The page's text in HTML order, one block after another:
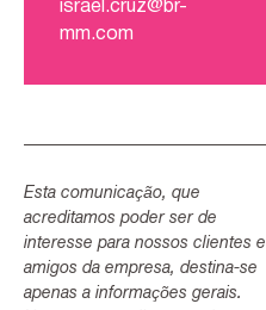
israel.cruz@br-
mm.com
Esta comunicação, que
acreditamos poder ser de
interesse para nossos clientes e
amigos da empresa, destina-se
apenas a informações gerais.